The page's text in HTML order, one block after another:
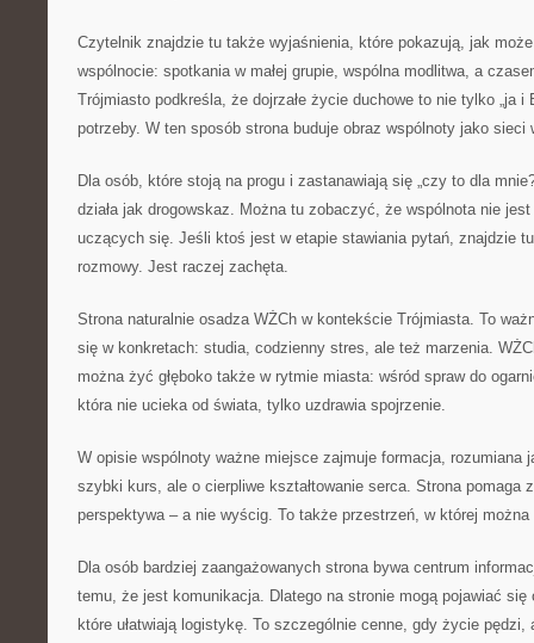
Czytelnik znajdzie tu także wyjaśnienia, które pokazują, jak
wspólnocie: spotkania w małej grupie, wspólna modlitwa, a
Trójmiasto podkreśla, że dojrzałe życie duchowe to nie tylko „ja i
potrzeby. W ten sposób strona buduje obraz wspólnoty jako sieci
Dla osób, które stoją na progu i zastanawiają się „czy to dla
działa jak drogowskaz. Można tu zobaczyć, że wspólnota nie
uczących się. Jeśli ktoś jest w etapie stawiania pytań, znajdzie
rozmowy. Jest raczej zachęta.
Strona naturalnie osadza WŻCh w kontekście Trójmiasta. To
się w konkretach: studia, codzienny stres, ale też marzenia.
można żyć głęboko także w rytmie miasta: wśród spraw do
która nie ucieka od świata, tylko uzdrawia spojrzenie.
W opisie wspólnoty ważne miejsce zajmuje formacja, rozumiana
szybki kurs, ale o cierpliwe kształtowanie serca. Strona pomaga
perspektywa – a nie wyścig. To także przestrzeń, w której można
Dla osób bardziej zaangażowanych strona bywa centrum
temu, że jest komunikacja. Dlatego na stronie mogą pojawiać się
które ułatwiają logistykę. To szczególnie cenne, gdy życie pędzi,